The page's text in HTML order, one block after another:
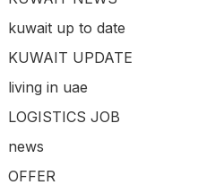
kuwait up to date
KUWAIT UPDATE
living in uae
LOGISTICS JOB
news
OFFER